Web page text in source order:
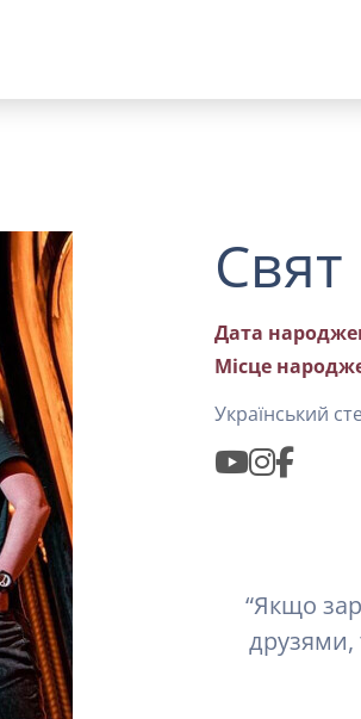
Дата
Місце
Український
“Якщо
друзями,